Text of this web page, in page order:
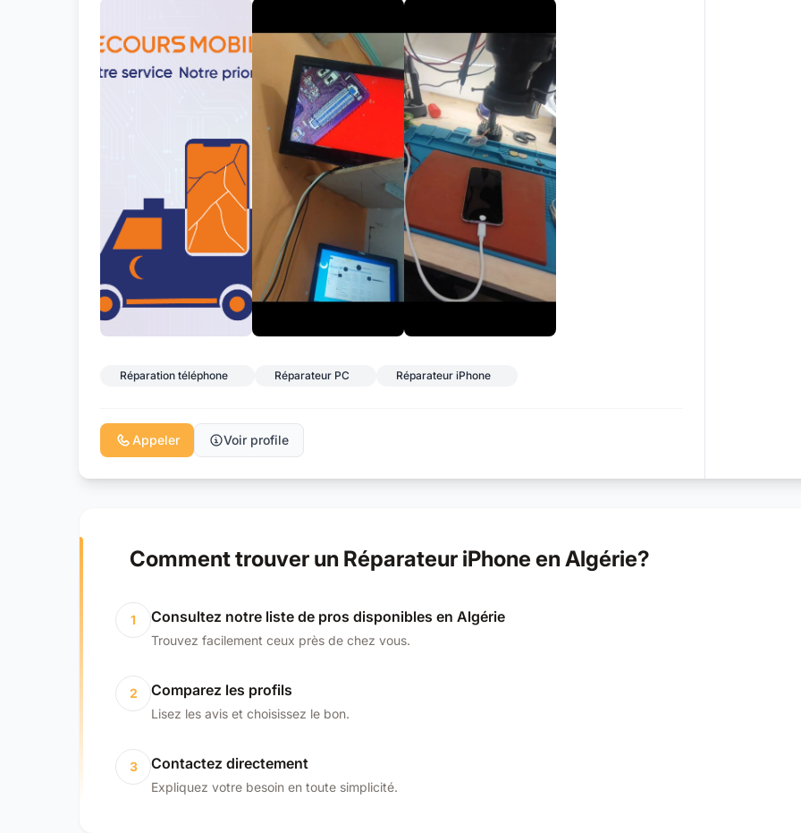
Réparation téléphone Réparateur PC Réparateur iPhone
Appeler Voir profile
Comment trouver un Réparateur iPhone en Algérie?
1 Consultez notre liste de pros disponibles en Algérie
Trouvez facilement ceux près de chez vous.
2 Comparez les profils
Lisez les avis et choisissez le bon.
3 Contactez directement
Expliquez votre besoin en toute simplicité.